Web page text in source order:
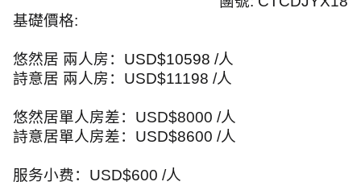
基礎價格:
悠然居 兩人房： USD$10598 /人
詩意居 兩人房： USD$11198 /人
悠然居單人房差： USD$8000 /人
詩意居單人房差： USD$8600 /人
服务小费： USD$600 /人